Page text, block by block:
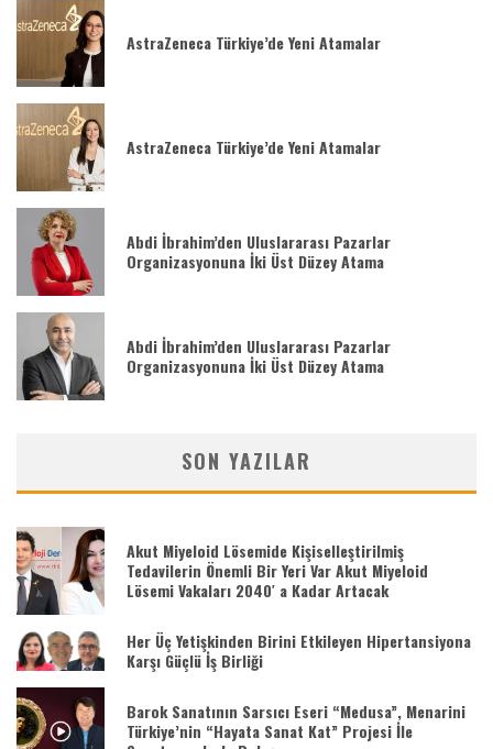
AstraZeneca Türkiye’de Yeni Atamalar
AstraZeneca Türkiye’de Yeni Atamalar
Abdi İbrahim’den Uluslararası Pazarlar
Organizasyonuna İki Üst Düzey Atama
Abdi İbrahim’den Uluslararası Pazarlar
Organizasyonuna İki Üst Düzey Atama
SON YAZILAR
Akut Miyeloid Lösemide Kişiselleştirilmiş
Tedavilerin Önemli Bir Yeri Var Akut Miyeloid
Lösemi Vakaları 2040′ a Kadar Artacak
Her Üç Yetişkinden Birini Etkileyen Hipertansiyona
Karşı Güçlü İş Birliği
Barok Sanatının Sarsıcı Eseri “Medusa”, Menarini
Türkiye’nin “Hayata Sanat Kat” Projesi İle